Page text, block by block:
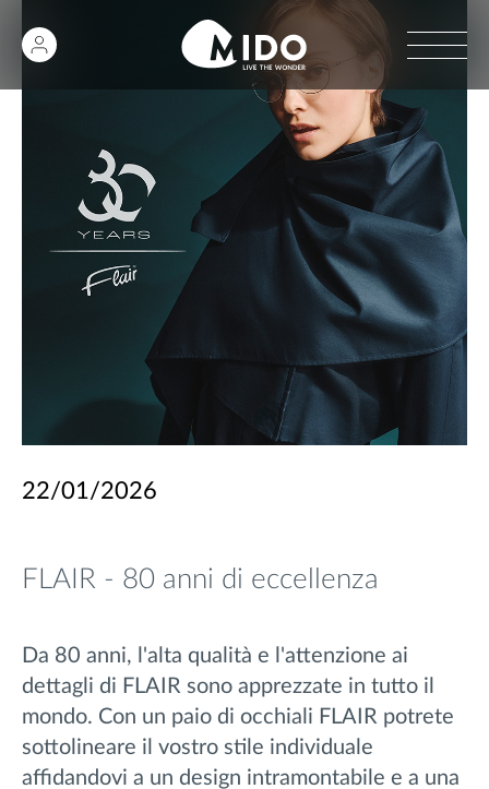
22/01/2026
FLAIR - 80 anni di eccellenza
Da 80 anni, l'alta qualità e l'attenzione ai
dettagli di FLAIR sono apprezzate in tutto il
mondo. Con un paio di occhiali FLAIR potrete
sottolineare il vostro stile individuale
affidandovi a un design intramontabile e a una